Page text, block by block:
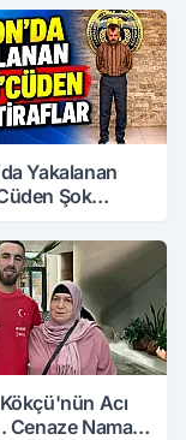
Yakalanan
Şok
Acı
Cenaze Namazı